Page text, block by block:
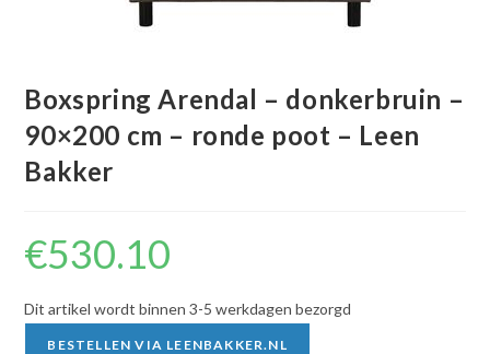
Boxspring Arendal – donkerbruin –
90×200 cm – ronde poot – Leen
Bakker
€530.10
Dit artikel wordt binnen 3-5 werkdagen bezorgd
BESTELLEN VIA LEENBAKKER.NL